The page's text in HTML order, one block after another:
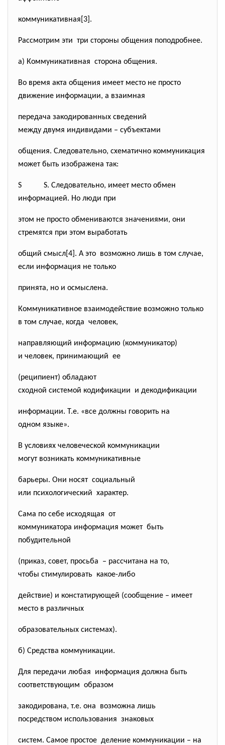
коммуникативная[3].
Рассмотрим эти три стороны общения поподробнее.
а) Коммуникативная сторона общения.
Во время акта общения имеет место не просто
движение информации, а взаимная
передача закодированных сведений
между двумя индивидами – субъектами
общения. Следовательно, схематично коммуникация
может быть изображена так:
S S. Следовательно, имеет место обмен
информацией. Но люди при
этом не просто обмениваются значениями, они
стремятся при этом выработать
общий смысл[4]. А это возможно лишь в том случае,
если информация не только
принята, но и осмыслена.
Коммуникативное взаимодействие возможно только
в том случае, когда человек,
направляющий информацию (коммуникатор)
и человек, принимающий ее
(реципиент) обладают
сходной системой кодификации и декодификации
информации. Т.е. «все должны говорить на
одном языке».
В условиях человеческой коммуникации
могут возникать коммуникативные
барьеры. Они носят социальный
или психологический характер.
Сама по себе исходящая от
коммуникатора информация может быть
побудительной
(приказ, совет, просьба – рассчитана на то,
чтобы стимулировать какое-либо
действие) и констатирующей (сообщение – имеет
место в различных
образовательных системах).
б) Средства коммуникации.
Для передачи любая информация должна быть
соответствующим образом
закодирована, т.е. она возможна лишь
посредством использования знаковых
систем. Самое простое деление коммуникации – на